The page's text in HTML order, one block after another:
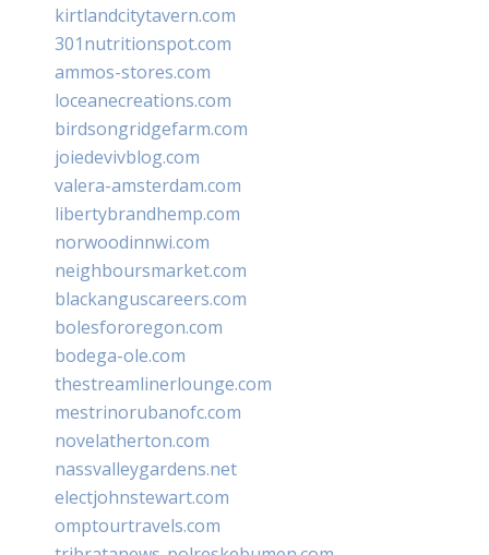
kirtlandcitytavern.com
301nutritionspot.com
ammos-stores.com
loceanecreations.com
birdsongridgefarm.com
joiedevivblog.com
valera-amsterdam.com
libertybrandhemp.com
norwoodinnwi.com
neighboursmarket.com
blackanguscareers.com
bolesfororegon.com
bodega-ole.com
thestreamlinerlounge.com
mestrinorubanofc.com
novelatherton.com
nassvalleygardens.net
electjohnstewart.com
omptourtravels.com